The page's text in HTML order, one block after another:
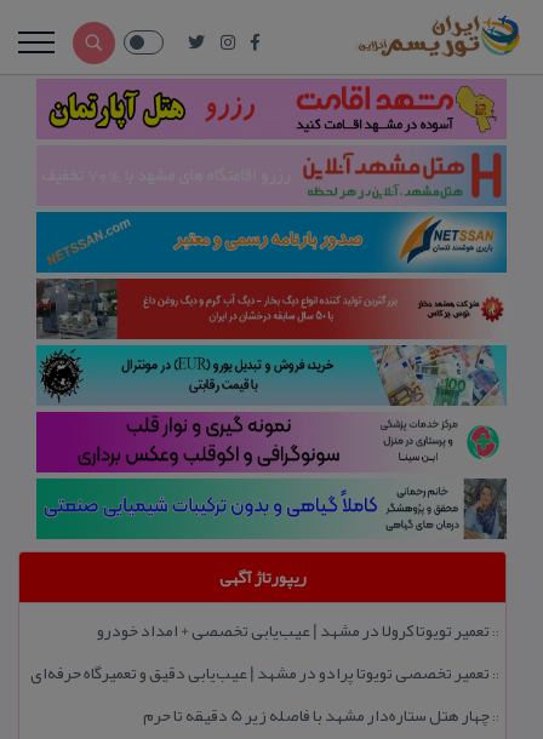
ریپورتاژ آگهی
:: تعمیر تویوتا كرولا در مشهد | عیب‌یابی تخصصی + امداد خودرو
:: تعمیر تخصصی تویوتا پرادو در مشهد | عیب‌یابی دقیق و تعمیرگاه حرفه‌ای
::چهار هتل‌ ستاره‌دار مشهد با فاصله زیر 5 دقیقه تا حرم